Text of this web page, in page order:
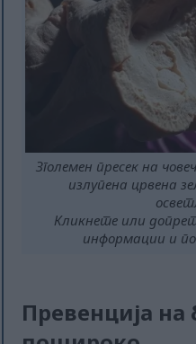
Зголемен пресек на
излупена црвена
Кликнете или
информации и
Превенција на